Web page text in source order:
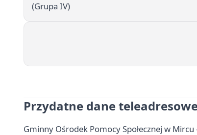
(Grupa IV)
Przydatne dane
Gminny Ośrodek Pomocy Społecznej w